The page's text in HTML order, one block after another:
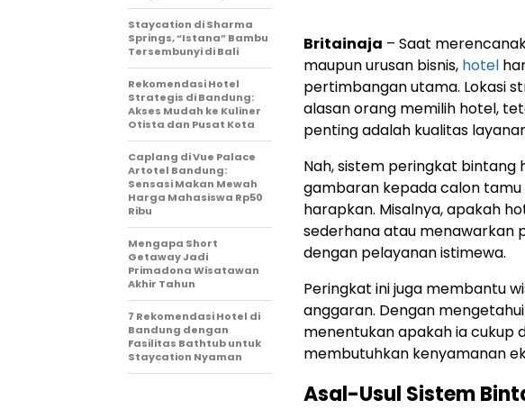
Britainaja – Saat
maupun urusan bisnis, hotel
pertimbangan utama. Lokasi
alasan orang memilih hotel,
penting adalah kualitas
Nah, sistem peringkat
gambaran kepada calon
harapkan. Misalnya, apakah
sederhana atau menawarkan
dengan pelayanan istimewa.
Peringkat ini juga membantu
anggaran. Dengan
menentukan apakah ia cukup
membutuhkan kenyamanan
Asal-Usul Sistem
Staycation di Sharma
Springs, “Istana” Bambu
Tersembunyi di Bali
Rekomendasi Hotel
Strategis di Bandung:
Akses Mudah ke Kuliner
Otista dan Pusat Kota
Caplang di Vue Palace
Artotel Bandung:
Sensasi Makan Mewah
Harga Mahasiswa Rp50
Ribu
Mengapa Short
Getaway Jadi
Primadona Wisatawan
Akhir Tahun
7 Rekomendasi Hotel di
Bandung dengan
Fasilitas Bathtub untuk
Staycation Nyaman